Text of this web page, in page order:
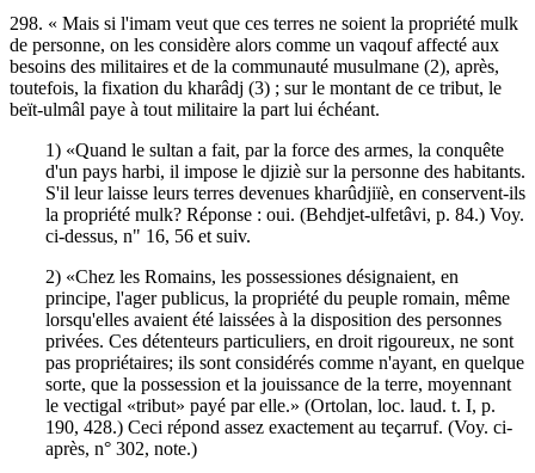
298. « Mais si l'imam veut que ces terres ne soient la propriété mulk
de personne, on les considère alors comme un vaqouf affecté aux
besoins des militaires et de la communauté musulmane (2), après,
toutefois, la fixation du kharâdj (3) ; sur le montant de ce tribut, le
beït-ulmâl paye à tout militaire la part lui échéant.
1) «Quand le sultan a fait, par la force des armes, la conquête
d'un pays harbi, il impose le djiziè sur la personne des habitants.
S'il leur laisse leurs terres devenues kharûdjiïè, en conservent-ils
la propriété mulk? Réponse : oui. (Behdjet-ulfetâvi, p. 84.) Voy.
ci-dessus, n" 16, 56 et suiv.
2) «Chez les Romains, les possessiones désignaient, en
principe, l'ager publicus, la propriété du peuple romain, même
lorsqu'elles avaient été laissées à la disposition des personnes
privées. Ces détenteurs particuliers, en droit rigoureux, ne sont
pas propriétaires; ils sont considérés comme n'ayant, en quelque
sorte, que la possession et la jouissance de la terre, moyennant
le vectigal «tribut» payé par elle.» (Ortolan, loc. laud. t. I, p.
190, 428.) Ceci répond assez exactement au teçarruf. (Voy. ci-
après, n° 302, note.)